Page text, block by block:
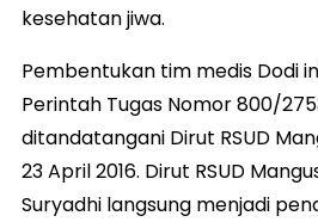
kesehatan jiwa.
Pembentukan tim medis Dodi
Perintah Tugas Nomor 800/
ditandatangani Dirut RSUD
23 April 2016. Dirut RSUD
Suryadhi langsung menjadi